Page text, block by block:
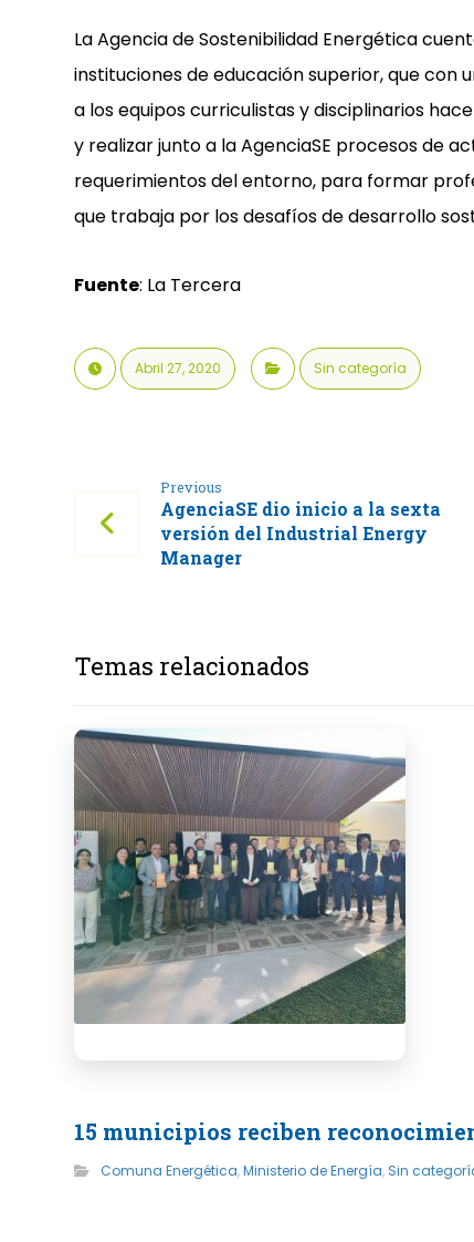
La Agencia de Sostenibilidad Energética
instituciones de educación superior, que
a los equipos curriculistas y disciplinarios
y realizar junto a la AgenciaSE procesos de
requerimientos del entorno, para formar
que trabaja por los desafíos de desarrollo
Fuente: La Tercera
Abril 27, 2020 Sin categoría
Previous
AgenciaSE dio inicio a la sexta
versión del Industrial Energy
Manager
Temas relacionados
15 municipios reciben
Comuna Energética,Ministerio de Energía, Sin